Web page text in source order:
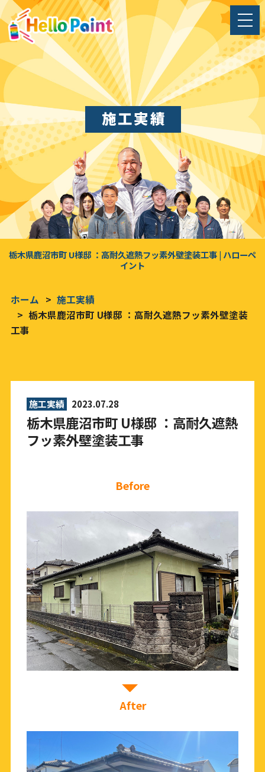
施工実績
栃木県鹿沼市町 U様邸 ：高耐久遮熱フッ素外壁塗装工事 | ハローペ
イント
ホーム
施工実績
栃木県鹿沼市町 U様邸 ：高耐久遮熱フッ素外壁塗装
工事
施工実績 2023.07.28
栃木県鹿沼市町 U様邸 ：高耐久遮熱
フッ素外壁塗装工事
Before
After